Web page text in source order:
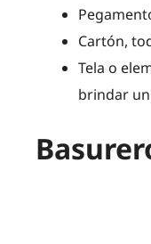
Cartón,
Tela o
brindar